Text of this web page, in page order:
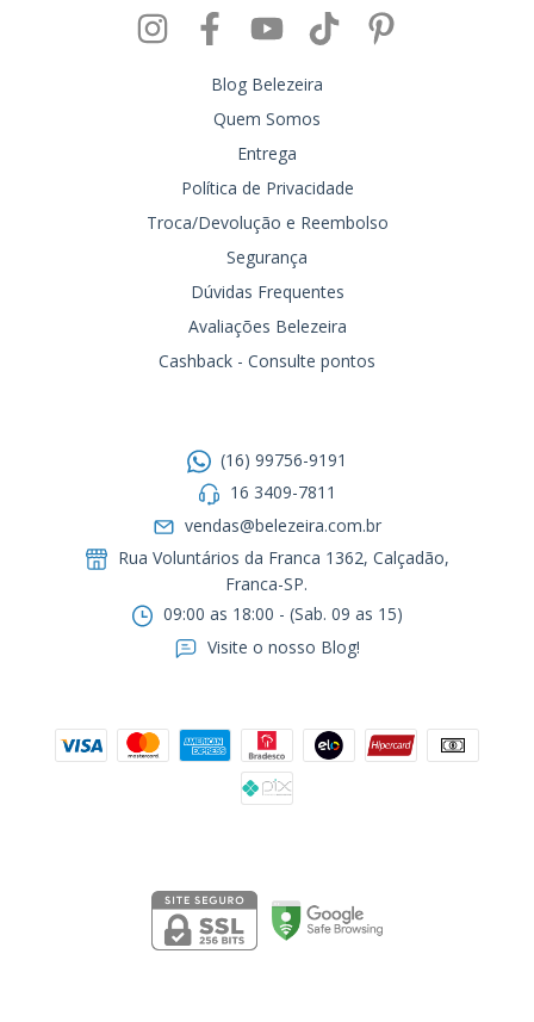
Blog Belezeira
Quem Somos
Entrega
Política de Privacidade
Troca/Devolução e Reembolso
Segurança
Dúvidas Frequentes
Avaliações Belezeira
Cashback - Consulte pontos
(16) 99756-9191
16 3409-7811
vendas@belezeira.com.br
Rua Voluntários da Franca 1362, Calçadão,
Franca-SP.ㅤㅤㅤㅤㅤㅤㅤㅤㅤㅤㅤ
09:00 as 18:00 - (Sab. 09 as 15)
Visite o nosso Blog!